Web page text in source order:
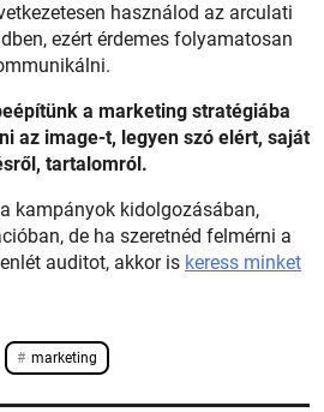
használod az arculati
ezért érdemes folyamatosan
a marketing stratégiába
az image-t, legyen szó elért, saját
tartalomról.
kampányok kidolgozásában,
de ha szeretnéd felmérni a
auditot, akkor is keress minket
marketing